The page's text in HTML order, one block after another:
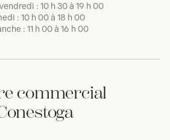
: 10 h 30 à 19 h 00
: 10 h 00 à 18 h 00
: 11 h 00 à 16 h 00
commercial